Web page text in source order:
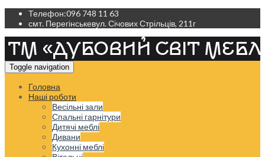
Телефон:096 748 11 63
смт. Перегінськевул. Січових Стрільців, 211г
Toggle navigation
Головна
Наші роботи
Весільні зали
Спальні гарнітури
Дитячі меблі
Дивани
Кухонні меблі